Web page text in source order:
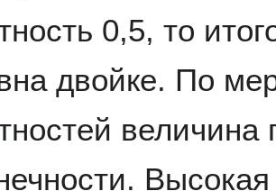
0,5, то
двойке. По
величина